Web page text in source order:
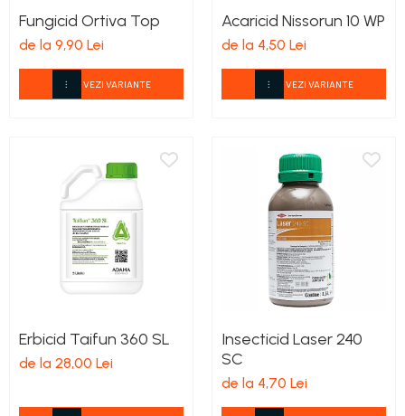
Fungicid Ortiva Top
de la 9,90 Lei
VEZI VARIANTE
Acaricid Nissorun 10 WP
de la 4,50 Lei
VEZI VARIANTE
Erbicid Taifun 360 SL
de la 28,00 Lei
Insecticid Laser 240
SC
de la 4,70 Lei